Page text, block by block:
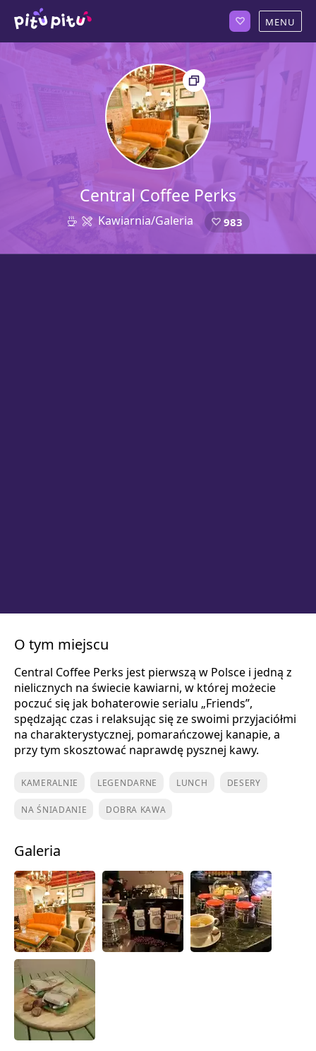
Central Coffee Perks
45 Kawiarnia/Galeria 983
O tym miejscu
Central Coffee Perks jest pierwszą w Polsce i jedną z
nielicznych na świecie kawiarni, w której możecie
poczuć się jak bohaterowie serialu „Friends”,
spędzając czas i relaksując się ze swoimi przyjaciółmi
na charakterystycznej, pomarańczowej kanapie, a
przy tym skosztować naprawdę pysznej kawy.
KAMERALNIE LEGENDARNE LUNCH DESERY
NA ŚNIADANIE DOBRA KAWA
Galeria